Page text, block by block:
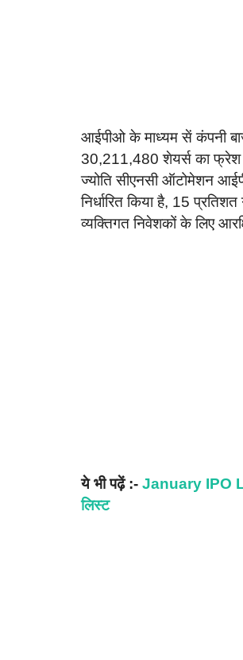
आईपीओ के माध्यम सें कंपनी
30,211,480 शेयर्स का फ्रेश
ज्योति सीएनसी ऑटोमेशन
निर्धारित किया है, 15
व्यक्तिगत निवेशकों के लिए
ये भी पढ़ें :- January IPO
लिस्ट